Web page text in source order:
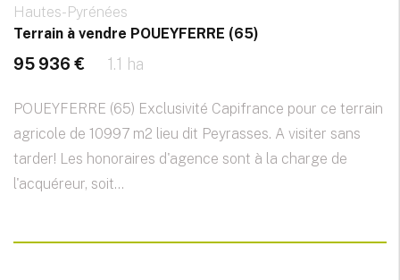
Hautes-Pyrénées
Terrain à vendre POUEYFERRE (65)
95 936 € 1.1 ha
POUEYFERRE (65) Exclusivité Capifrance pour ce terrain
agricole de 10997 m2 lieu dit Peyrasses. A visiter sans
tarder! Les honoraires d'agence sont à la charge de
l'acquéreur, soit...